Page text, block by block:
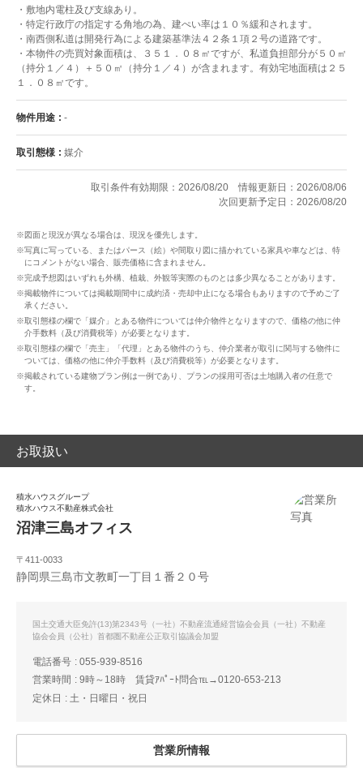
・敷地内電柱及び支線あり。
・特定行政庁の指定する角地の為、建ぺい率は１０％緩和されます。
・南西側私道は開発行為による建築基準法４２条１項２号の道路です。
・本物件の売買対象面積は、３５１．０８㎡ですが、私道負担部分が５０㎡
（持分１／４）＋５０㎡（持分１／４）が含まれます。有効宅地面積は２５
１．０８㎡です。
物件用途 -
取引態様 媒介
取引条件有効期限：2026/08/20
情報更新日：2026/08/06
次回更新予定日：2026/08/20
※図面と現況が異なる場合は、現況を優先します。
※写真に写っている、またはパース（絵）や間取り図に描かれている家具や車などは、特
にコメントがない場合、販売価格に含まれません。
※完成予想図はいずれも外構、植栽、外観等実際のものとは多少異なることがあります。
※掲載物件については掲載期間中に成約済・売却中止になる場合もありますので予めご了
承ください。
※取引態様の欄で「媒介」とある物件については仲介物件となりますので、価格の他に仲
介手数料（及び消費税等）が必要となります。
※取引態様の欄で「売主」「代理」とある物件のうち、仲介業者が取引に関与する物件に
ついては、価格の他に仲介手数料（及び消費税等）が必要となります。
※掲載されている建物プラン例は一例であり、プランの採用可否は土地購入者の任意で
す。
お取扱い
積水ハウスグループ
積水ハウス不動産株式会社
沼津三島オフィス
〒411-0033
静岡県三島市文教町一丁目１番２０号
国土交通大臣免許(13)第2343号（一社）不動産流通経営協会会員（一社）不動産
協会会員（公社）首都圏不動産公正取引協議会加盟
電話番号
055-939-8516
営業時間
9時～18時 賃貸ｱﾊﾟｰﾄ問合℡→0120-653-213
定休日
土・日曜日・祝日
営業所情報